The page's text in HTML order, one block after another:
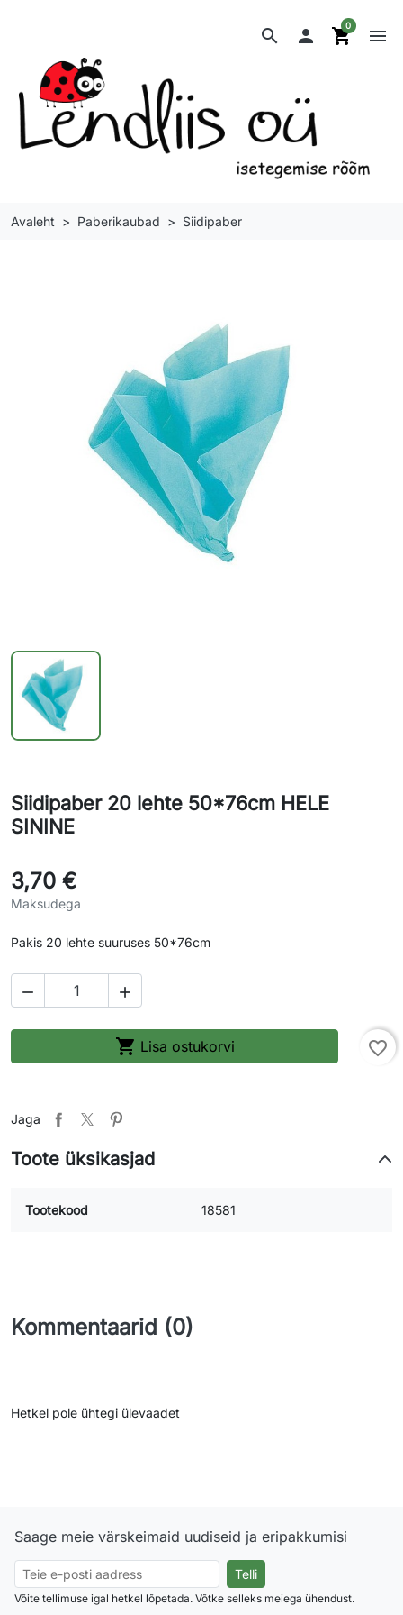
search  shopping_cart
0 menu
Avaleht Paberikaubad Siidipaber
Siidipaber 20 lehte 50*76cm HELE
SININE
3,70 €
Maksudega
Pakis 20 lehte suuruses 50*76cm
 
 Lisa ostukorvi favorite_border
Jaga
Toote üksikasjad
Tootekood 18581
Kommentaarid (0)
Hetkel pole ühtegi ülevaadet
Saage meie värskeimaid uudiseid ja eripakkumisi
Võite tellimuse igal hetkel lõpetada. Võtke selleks meiega ühendust.